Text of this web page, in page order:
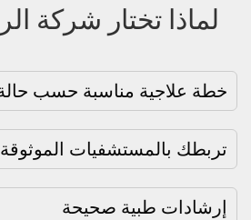
لماذا تختار شركة
خطة علاجية مناسبة حسب
تربطك بالمستشفيات
إرشادات طبية صحيحة